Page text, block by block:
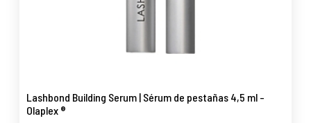
Lashbond Building Serum | Sérum de pestañas 4,5 ml -
Olaplex ®